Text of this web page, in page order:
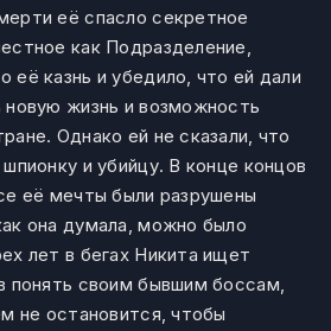
её спасло секретное
как Подразделение,
её казнь и убедило, что ей дали
новую жизнь и возможность
Однако ей не сказали, что
и убийцу. В конце концов
её мечты были разрушены
она думала, можно было
лет в бегах Никита ищет
понять своим бывшим боссам,
не остановится, чтобы